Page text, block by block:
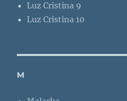
Luz Cristina 9
Luz Cristina 10
M